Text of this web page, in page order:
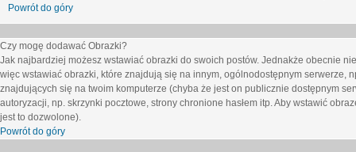
Powrót do góry
Czy mogę dodawać Obrazki?
Jak najbardziej możesz wstawiać obrazki do swoich postów. Jednakże obecnie
więc wstawiać obrazki, które znajdują się na innym, ogólnodostępnym serwerze,
znajdujących się na twoim komputerze (chyba że jest on publicznie dostępnym
autoryzacji, np. skrzynki pocztowe, strony chronione hasłem itp. Aby wstawić
jest to dozwolone).
Powrót do góry